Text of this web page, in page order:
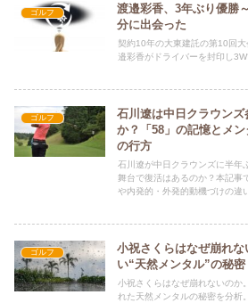
ゴルフ
渡邉彩香、3年ぶり優勝
分に出会った
契約10年の大東建託の第10回
邉彩香がドライバーを封印し
ゴルフ
石川遼は中日クラウン
か？「58」の記憶とメン
の行方
石川遼が中日クラウンズに半年
舞台で復活はあるのか？本記事
や内発的・外発的動機づけの違
ゴルフ
小祝さくらはなぜ崩れ
い“天然メンタル”の秘密
小祝さくらはなぜ崩れないのか
れた天然メンタルの秘密を分析